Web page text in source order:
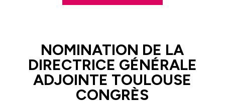
NOMINATION DE LA
DIRECTRICE GÉNÉRALE
ADJOINTE TOULOUSE
CONGRÈS